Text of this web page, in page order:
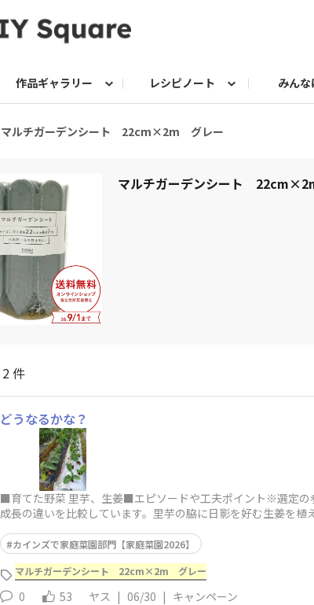
作品ギャラリー レシピノート
グリーン レシピ
みん
マルチガーデンシート 22cm×2m グレー
マルチガーデンシート
2 件
どうなるかな？
■育てた野菜 里芋、生姜■エピソードや工夫ポイント※選定の
成長の違いを比較しています。里芋の脇に日影を好む生姜を
カインズで家庭菜園部門【家庭菜園2026】
マルチガーデンシート 22cm×2m グレー
0 53 ヤス | 06/30 | キャンペーン